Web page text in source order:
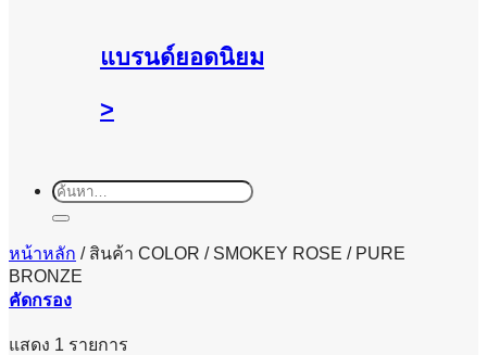
แบรนด์ยอดนิยม
>
ค้นหา:
หน้าหลัก /สินค้า COLOR /SMOKEY ROSE / PURE
BRONZE
คัดกรอง
แสดง 1 รายการ